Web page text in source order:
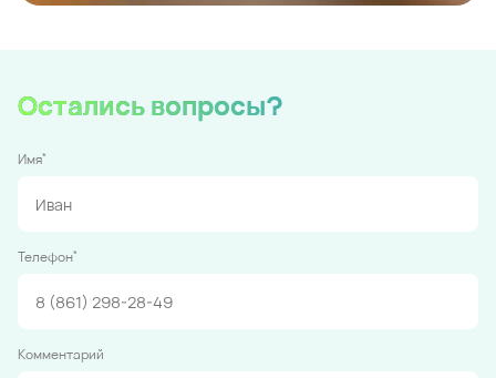
Остались вопросы?
Имя*
Телефон*
Комментарий